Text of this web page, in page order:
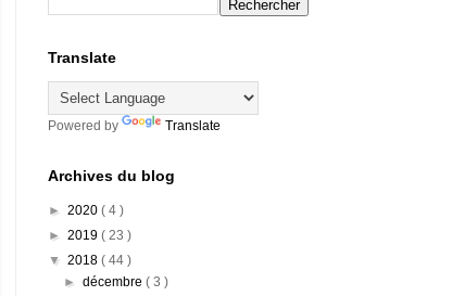
Translate
Powered by Translate
Archives du blog
► 2020 ( 4 )
► 2019 ( 23 )
▼ 2018 ( 44 )
►décembre( 3 )